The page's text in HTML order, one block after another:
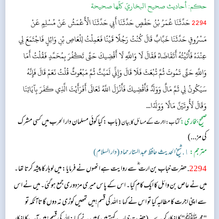
حکم:أحاديث صحيح البخاريّ كلّها صحيحة
2294حَدَّثَنَا عُمَرُ بْنُ حَفْصٍ حَدَّثَنَا أَبِي حَدَّثَنَا الْأَعْمَشُ عَنْ مُسْلِمٍ عَنْ
مَسْرُوقٍ حَدَّثَنَا خَبَّابٌ قَالَ كُنْتُ رَجُلًا قَيْنًا فَعَمِلْتُ لِلْعَاصِ بْنِ وَائِلٍ فَاجْتَمَعَ لِي
عِنْدَهُ فَأَتَيْتُهُ أَتَقَاضَاهُ فَقَالَ لَا وَاللَّهِ لَا أَقْضِيكَ حَتَّى تَكْفُرَ بِمُحَمَّدٍ فَقُلْتُ أَمَا
وَاللَّهِ حَتَّى تَمُوتَ ثُمَّ تُبْعَثَ فَلَا قَالَ وَإِنِّي لَمَيِّتٌ ثُمَّ مَبْعُوثٌ قُلْتُ نَعَمْ قَالَ فَإِنَّهُ
سَيَكُونُ لِي ثَمَّ مَالٌ وَوَلَدٌ فَأَقْضِيكَ فَأَنْزَلَ اللَّهُ تَعَالَى أَفَرَأَيْتَ الَّذِي كَفَرَ بِآيَاتِنَا
وَقَالَ لَأُوتَيَنَّ مَالًا وَوَلَدًا...
صحیح بخاری:کتاب: اجرت کے مسائل کا بیان(باب : کیا کوئی مسلمان دار الحرب میں کسی مشرک
کی مز...)
مترجم: ١. شیخ الحدیث حافظ عبد الستار حماد (دار السلام)
2294. حضرت خباب بن ارت ؓ سے روایت ہے انھوں نے فرمایا: میں لوہار کاپیشہ کرتا تھا۔
میں نے عاص بن وائل کا ایک کام کیا۔ اس کے پاس میری مزدوری جمع ہوگئی۔ میں نے اس
سے اپنی اجرت کا مطالبہ کیا تو اس نے کہا: اللہ کی قسم!میں تمھیں کوڑی نہ دوں گا تاآنکہ تو